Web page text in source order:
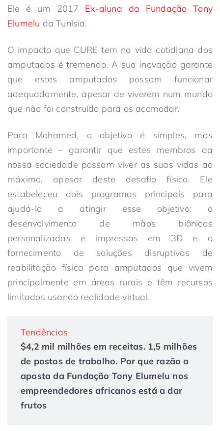
Ele é um 2017 Ex-aluna da Fundação Tony
Elumelu da Tunísia.
O impacto que CURE tem na vida cotidiana dos
amputados é tremendo. A sua inovação garante
que estes amputados possam funcionar
adequadamente, apesar de viverem num mundo
que não foi construído para os acomodar.
Para Mohamed, o objetivo é simples, mas
importante – garantir que estes membros da
nossa sociedade possam viver as suas vidas ao
máximo, apesar deste desafio físico. Ele
estabeleceu dois programas principais para
ajudá-lo a atingir esse objetivo: o
desenvolvimento de mãos biônicas
personalizadas e impressas em 3D e o
fornecimento de soluções disruptivas de
reabilitação física para amputados que vivem
principalmente em áreas rurais e têm recursos
limitados usando realidade virtual.
Tendências
$4,2 mil milhões em receitas. 1,5 milhões
de postos de trabalho. Por que razão a
aposta da Fundação Tony Elumelu nos
empreendedores africanos está a dar
frutos